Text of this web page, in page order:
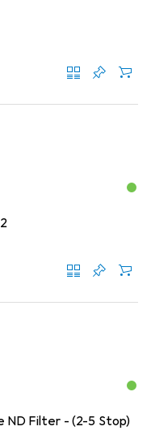
ND Filter - (2-5 Stop)